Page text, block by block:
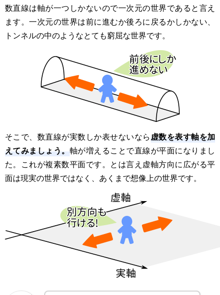
数直線は軸が一つしかないので一次元の世界であると言え
ます。一次元の世界は前に進むか後ろに戻るかしかない、
トンネルの中のようなとても窮屈な世界です。
そこで、数直線が実数しか表せないなら虚数を表す軸を加
えてみましょう。 軸が増えることで直線が平面になりまし
た。これが複素数平面です。とは言え虚軸方向に広がる平
面は現実の世界ではなく、あくまで想像上の世界です。